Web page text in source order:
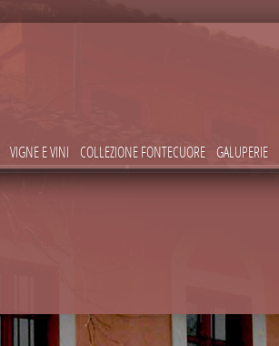
VIGNE E VINI COLLEZIONE FONTECUORE GALUPERIE